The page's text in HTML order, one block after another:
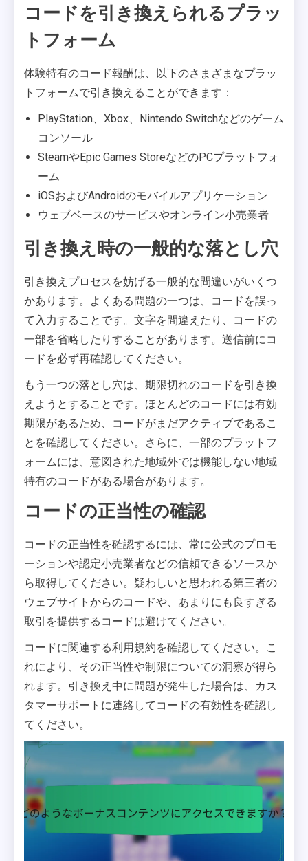
コードを引き換えられるプラッ
トフォーム
体験特有のコード報酬は、以下のさまざまなプラッ
トフォームで引き換えることができます：
PlayStation、Xbox、Nintendo Switchなどのゲーム
コンソール
SteamやEpic Games StoreなどのPCプラットフォ
ーム
iOSおよびAndroidのモバイルアプリケーション
ウェブベースのサービスやオンライン小売業者
引き換え時の一般的な落とし穴
引き換えプロセスを妨げる一般的な間違いがいくつ
かあります。よくある問題の一つは、コードを誤っ
て入力することです。文字を間違えたり、コードの
一部を省略したりすることがあります。送信前にコ
ードを必ず再確認してください。
もう一つの落とし穴は、期限切れのコードを引き換
えようとすることです。ほとんどのコードには有効
期限があるため、コードがまだアクティブであるこ
とを確認してください。さらに、一部のプラットフ
ォームには、意図された地域外では機能しない地域
特有のコードがある場合があります。
コードの正当性の確認
コードの正当性を確認するには、常に公式のプロモ
ーションや認定小売業者などの信頼できるソースか
ら取得してください。疑わしいと思われる第三者の
ウェブサイトからのコードや、あまりにも良すぎる
取引を提供するコードは避けてください。
コードに関連する利用規約を確認してください。こ
れにより、その正当性や制限についての洞察が得ら
れます。引き換え中に問題が発生した場合は、カス
タマーサポートに連絡してコードの有効性を確認し
てください。